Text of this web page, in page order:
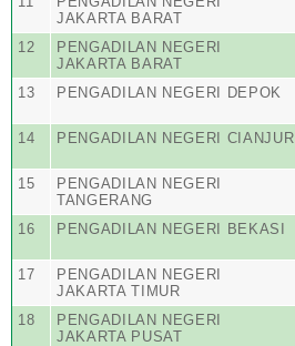
JAKARTA BARAT
12
PENGADILAN NEGERI
JAKARTA BARAT
13 PENGADILAN NEGERI DEPOK
14 PENGADILAN NEGERI CIANJUR
15
PENGADILAN NEGERI
TANGERANG
16 PENGADILAN NEGERI BEKASI
17
PENGADILAN NEGERI
JAKARTA TIMUR
18
PENGADILAN NEGERI
JAKARTA PUSAT